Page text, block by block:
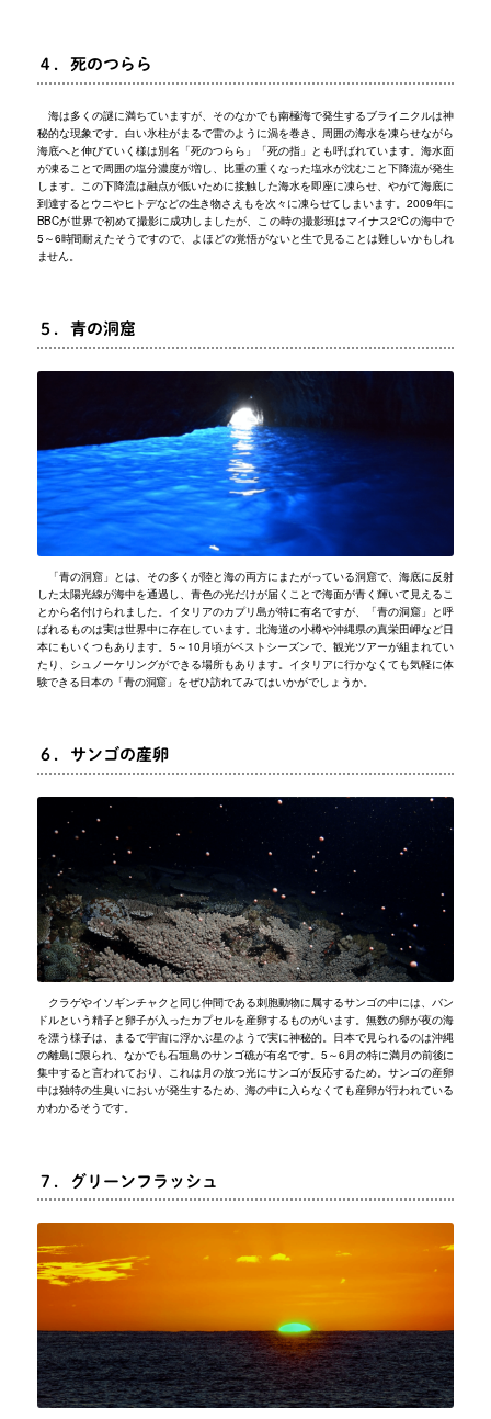
４．死のつらら
海は多くの謎に満ちていますが、そのなかでも南極海で発生するブライニクルは神
秘的な現象です。白い氷柱がまるで雷のように渦を巻き、周囲の海水を凍らせながら
海底へと伸びていく様は別名「死のつらら」「死の指」とも呼ばれています。海水面
が凍ることで周囲の塩分濃度が増し、比重の重くなった塩水が沈むこと下降流が発生
します。この下降流は融点が低いために接触した海水を即座に凍らせ、やがて海底に
到達するとウニやヒトデなどの生き物さえもを次々に凍らせてしまいます。2009年に
BBCが世界で初めて撮影に成功しましたが、この時の撮影班はマイナス2℃の海中で
5～6時間耐えたそうですので、よほどの覚悟がないと生で見ることは難しいかもしれ
ません。
５．青の洞窟
「青の洞窟」とは、その多くが陸と海の両方にまたがっている洞窟で、海底に反射
した太陽光線が海中を通過し、青色の光だけが届くことで海面が青く輝いて見えるこ
とから名付けられました。イタリアのカプリ島が特に有名ですが、「青の洞窟」と呼
ばれるものは実は世界中に存在しています。北海道の小樽や沖縄県の真栄田岬など日
本にもいくつもあります。5～10月頃がベストシーズンで、観光ツアーが組まれてい
たり、シュノーケリングができる場所もあります。イタリアに行かなくても気軽に体
験できる日本の「青の洞窟」をぜひ訪れてみてはいかがでしょうか。
６．サンゴの産卵
クラゲやイソギンチャクと同じ仲間である刺胞動物に属するサンゴの中には、バン
ドルという精子と卵子が入ったカプセルを産卵するものがいます。無数の卵が夜の海
を漂う様子は、まるで宇宙に浮かぶ星のようで実に神秘的。日本で見られるのは沖縄
の離島に限られ、なかでも石垣島のサンゴ礁が有名です。5～6月の特に満月の前後に
集中すると言われており、これは月の放つ光にサンゴが反応するため。サンゴの産卵
中は独特の生臭いにおいが発生するため、海の中に入らなくても産卵が行われている
かわかるそうです。
７．グリーンフラッシュ